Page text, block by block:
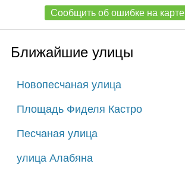
Сообщить об ошибке на карте
Ближайшие улицы
Новопесчаная улица
Площадь Фиделя Кастро
Песчаная улица
улица Алабяна